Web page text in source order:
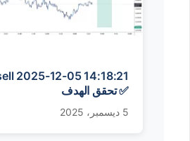
2025-12-05 14:18:21
✅ تحقق الهدف
5 ديسمبر، 2025